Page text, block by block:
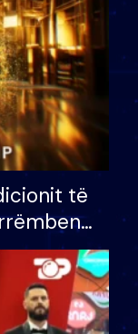
të
eurosh